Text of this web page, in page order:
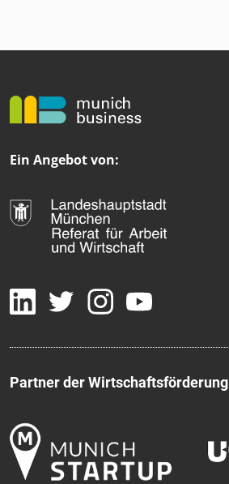
Ein Angebot von:
Partner der Wirtschaftsförderung